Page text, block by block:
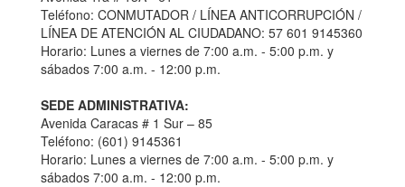
Teléfono: CONMUTADOR / LÍNEA ANTICORRUPCIÓN /
LÍNEA DE ATENCIÓN AL CIUDADANO: 57 601 9145360
Horario: Lunes a viernes de 7:00 a.m. - 5:00 p.m. y
sábados 7:00 a.m. - 12:00 p.m.
SEDE ADMINISTRATIVA:
Avenida Caracas # 1 Sur – 85
Teléfono: (601) 9145361
Horario: Lunes a viernes de 7:00 a.m. - 5:00 p.m. y
sábados 7:00 a.m. - 12:00 p.m.